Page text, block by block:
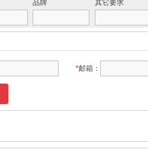
品牌 其它要求
*邮箱：